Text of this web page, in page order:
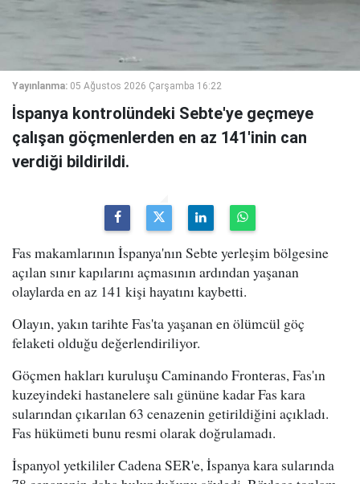
Yayınlanma: 05 Ağustos 2026 Çarşamba 16:22
İspanya kontrolündeki Sebte'ye geçmeye
çalışan göçmenlerden en az 141'inin can
verdiği bildirildi.
Fas makamlarının İspanya'nın Sebte yerleşim bölgesine
açılan sınır kapılarını açmasının ardından yaşanan
olaylarda en az 141 kişi hayatını kaybetti.
Olayın, yakın tarihte Fas'ta yaşanan en ölümcül göç
felaketi olduğu değerlendiriliyor.
Göçmen hakları kuruluşu Caminando Fronteras, Fas'ın
kuzeyindeki hastanelere salı gününe kadar Fas kara
sularından çıkarılan 63 cenazenin getirildiğini açıkladı.
Fas hükümeti bunu resmi olarak doğrulamadı.
İspanyol yetkililer Cadena SER'e, İspanya kara sularında